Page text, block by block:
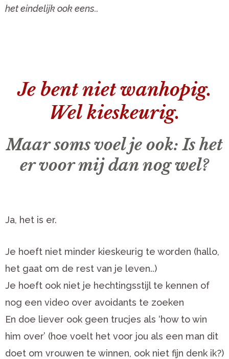
het eindelijk ook eens..
Je bent niet wanhopig.
Wel kieskeurig.
Maar soms voel je ook: Is het
er voor mij dan nog wel?
Ja, het is er.
Je hoeft niet minder kieskeurig te worden (hallo,
het gaat om de rest van je leven..)
Je hoeft ook niet je hechtingsstijl te kennen of
nog een video over avoidants te zoeken
En doe liever ook geen trucjes als ‘how to win
him over’ (hoe voelt het voor jou als een man dit
doet om vrouwen te winnen, ook niet fijn denk ik?)